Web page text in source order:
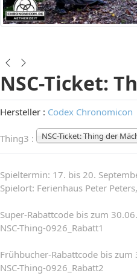
NSC-Ticket:
Hersteller : Codex Chronomicon
Thing3 : NSC-Ticket: Thing der
Spieltermin: 17. bis 20.
Spielort: Ferienhaus Peter
Super-Rabattcode bis zum
NSC-Thing-0926_Rabatt1
Frühbucher-Rabattcode bis
NSC-Thing-0926_Rabatt2